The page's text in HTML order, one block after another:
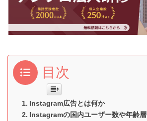
目次
Instagram広告とは何か
Instagramの国内ユーザー数や年齢層